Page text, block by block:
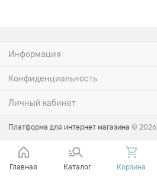
Информация
Конфиденциальность
Личный кабинет
Платформа для интернет магазина © 2026
Главная Каталог Корзина